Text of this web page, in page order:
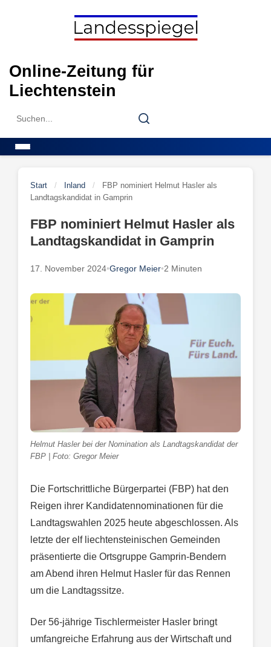
Online-Zeitung für
Liechtenstein
Search
Search
Start / Inland /
FBP nominiert Helmut Hasler als
Landtagskandidat in Gamprin
FBP nominiert Helmut Hasler als
Landtagskandidat in Gamprin
17. November 2024•Gregor Meier•2 Minuten
Helmut Hasler bei der Nomination als Landtagskandidat der
FBP | Foto: Gregor Meier
Die Fortschrittliche Bürgerpartei (FBP) hat den
Reigen ihrer Kandidatennominationen für die
Landtagswahlen 2025 heute abgeschlossen. Als
letzte der elf liechtensteinischen Gemeinden
präsentierte die Ortsgruppe Gamprin-Bendern
am Abend ihren Helmut Hasler für das Rennen
um die Landtagssitze.
Der 56-jährige Tischlermeister Hasler bringt
umfangreiche Erfahrung aus der Wirtschaft und